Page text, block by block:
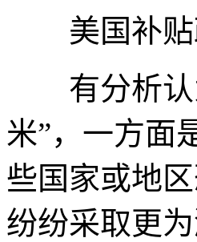
美国补贴
有分析认
米”，一方面
些国家或地
纷纷采取更